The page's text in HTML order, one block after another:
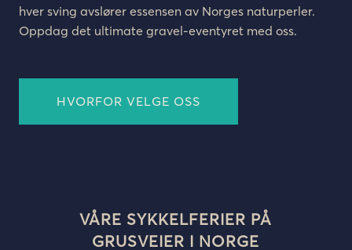
hver sving avslører essensen av Norges naturperler.
Oppdag det ultimate gravel-eventyret med oss.
HVORFOR VELGE OSS
VÅRE SYKKELFERIER PÅ
GRUSVEIER I NORGE